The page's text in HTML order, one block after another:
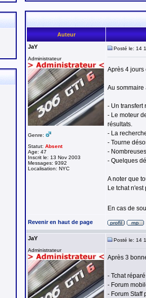
Auteur
JaY
Administrateur
Genre:
Statut: Absent
Age: 47
Inscrit le: 13 Nov 2003
Messages: 9392
Localisation: NYC
Posté le: 14
Après 4 jours
Au sommaire
- Un transfert
- Le moteur
résultats.
- La
- Tourne
-
- Quelques
A noter que
Le tchat
En cas de
Revenir en haut de page
JaY
Administrateur
Posté le: 14
Après 3
- Tchat
- Forum
- Forum Staff